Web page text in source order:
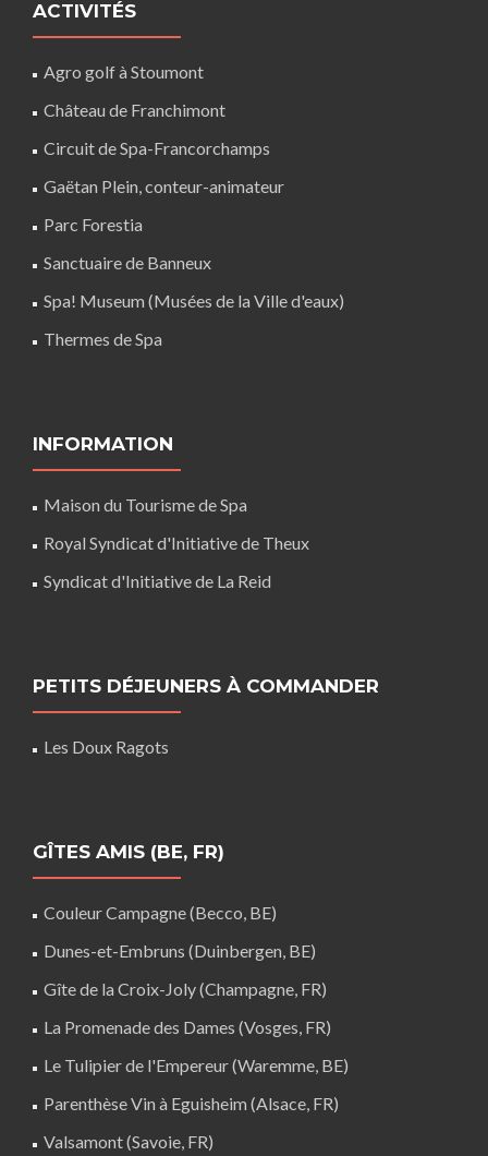
ACTIVITÉS
Agro golf à Stoumont
Château de Franchimont
Circuit de Spa-Francorchamps
Gaëtan Plein, conteur-animateur
Parc Forestia
Sanctuaire de Banneux
Spa! Museum (Musées de la Ville d'eaux)
Thermes de Spa
INFORMATION
Maison du Tourisme de Spa
Royal Syndicat d'Initiative de Theux
Syndicat d'Initiative de La Reid
PETITS DÉJEUNERS À COMMANDER
Les Doux Ragots
GÎTES AMIS (BE, FR)
Couleur Campagne (Becco, BE)
Dunes-et-Embruns (Duinbergen, BE)
Gîte de la Croix-Joly (Champagne, FR)
La Promenade des Dames (Vosges, FR)
Le Tulipier de l'Empereur (Waremme, BE)
Parenthèse Vin à Eguisheim (Alsace, FR)
Valsamont (Savoie, FR)